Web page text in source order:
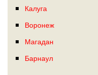
Калуга
Воронеж
Магадан
Барнаул